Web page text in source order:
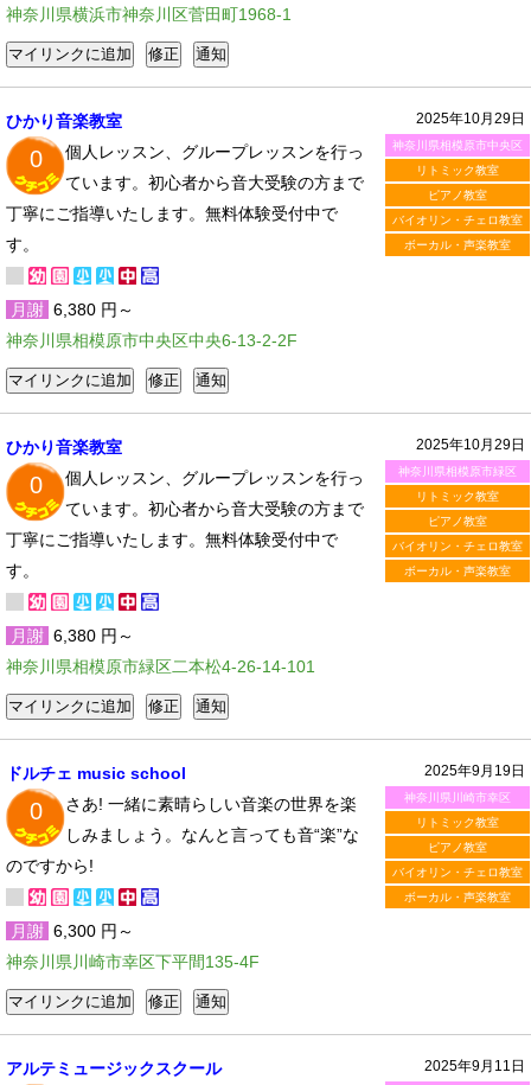
神奈川県横浜市神奈川区菅田町1968-1
2025年10月29日
神奈川県相模原市中央区
リトミック教室
ピアノ教室
バイオリン・チェロ教室
ボーカル・声楽教室
ひかり音楽教室
0
個人レッスン、グループレッスンを行っ
ています。初心者から音大受験の方まで
丁寧にご指導いたします。無料体験受付中で
す。
月謝 6,380 円～
神奈川県相模原市中央区中央6-13-2-2F
2025年10月29日
神奈川県相模原市緑区
リトミック教室
ピアノ教室
バイオリン・チェロ教室
ボーカル・声楽教室
ひかり音楽教室
0
個人レッスン、グループレッスンを行っ
ています。初心者から音大受験の方まで
丁寧にご指導いたします。無料体験受付中で
す。
月謝 6,380 円～
神奈川県相模原市緑区二本松4-26-14-101
2025年9月19日
神奈川県川崎市幸区
リトミック教室
ピアノ教室
バイオリン・チェロ教室
ボーカル・声楽教室
ドルチェ music school
0
さあ! 一緒に素晴らしい音楽の世界を楽
しみましょう。なんと言っても音“楽”な
のですから!
月謝 6,300 円～
神奈川県川崎市幸区下平間135-4F
2025年9月11日
アルテミュージックスクール